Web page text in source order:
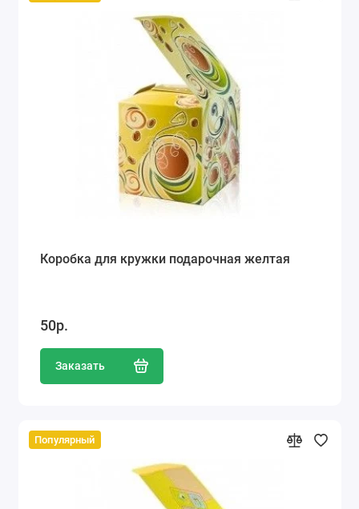
Коробка для кружки подарочная желтая
50р.
Заказать
Популярный